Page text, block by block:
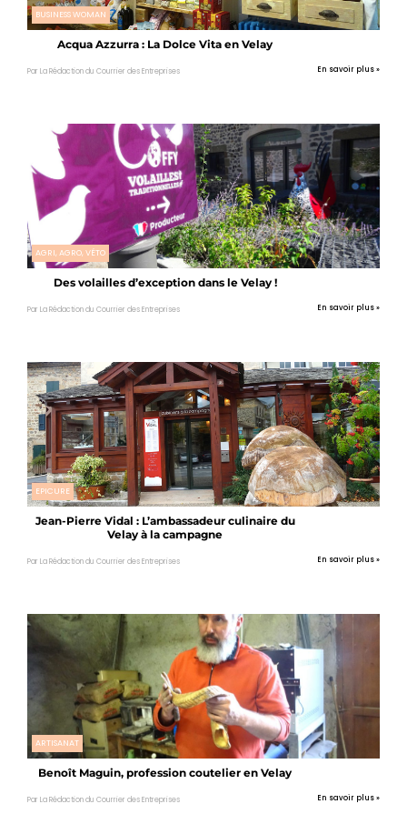
BUSINESS WOMAN
Acqua Azzurra : La Dolce Vita en Velay
Par La Rédaction du Courrier des Entreprises En savoir plus »
AGRI, AGRO, VÉTO
Des volailles d’exception dans le Velay !
Par La Rédaction du Courrier des Entreprises En savoir plus »
EPICURE
Jean-Pierre Vidal : L’ambassadeur culinaire du
Velay à la campagne
Par La Rédaction du Courrier des Entreprises En savoir plus »
ARTISANAT
Benoît Maguin, profession coutelier en Velay
Par La Rédaction du Courrier des Entreprises En savoir plus »